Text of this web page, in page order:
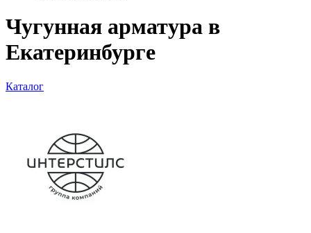
Чугунная арматура в
Екатеринбурге
Каталог